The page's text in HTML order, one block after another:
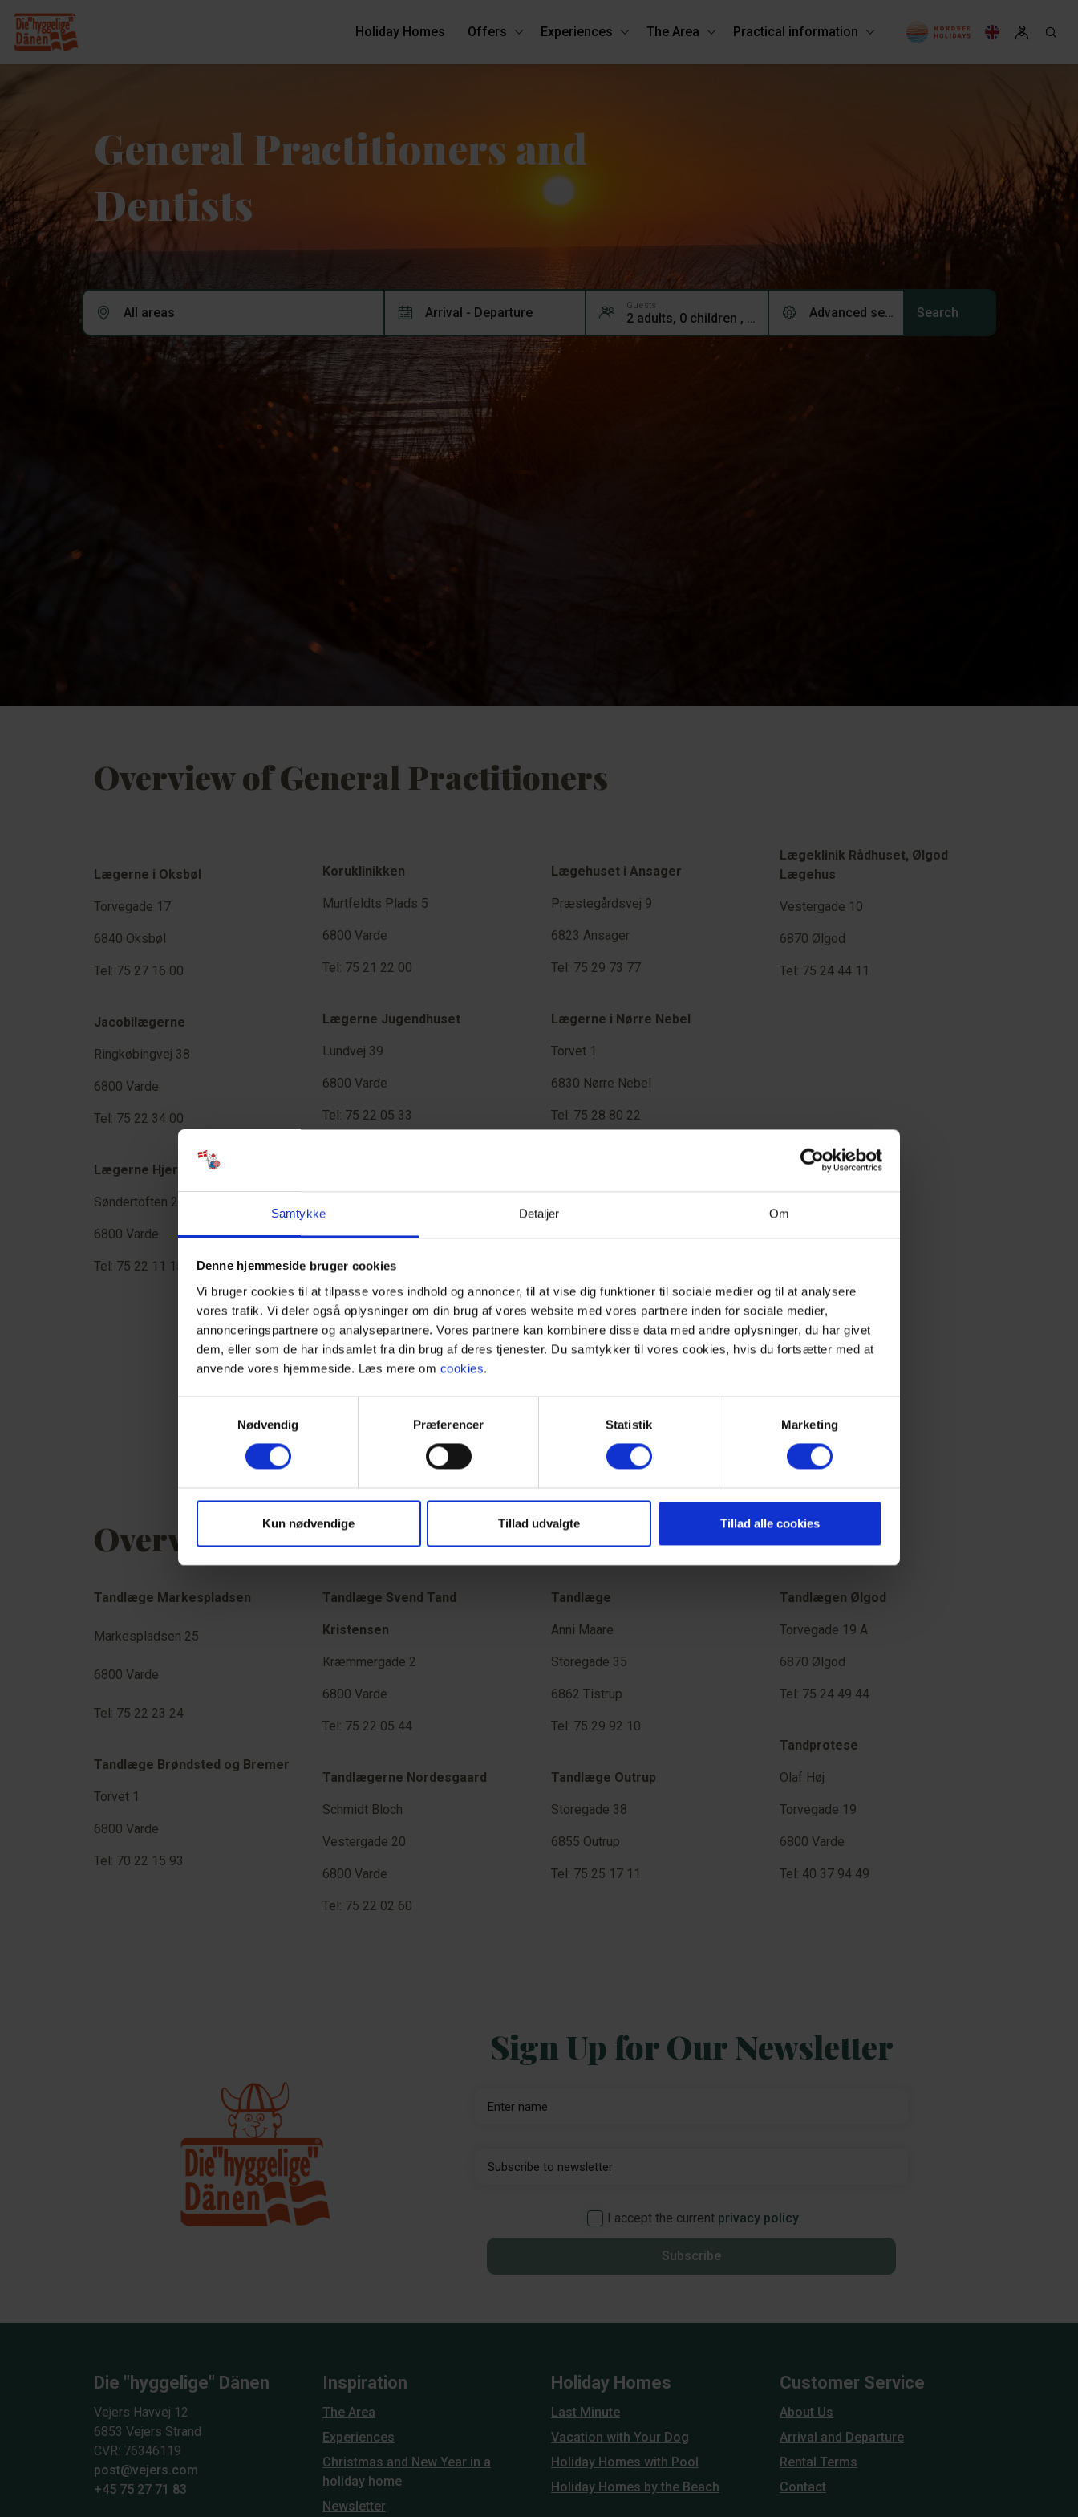
Samtykke Detaljer Om
Denne hjemmeside bruger cookies
Vi bruger cookies til at tilpasse vores indhold og annoncer, til at vise dig funktioner til sociale medier og til at analysere
vores trafik. Vi deler også oplysninger om din brug af vores website med vores partnere inden for sociale medier,
annonceringspartnere og analysepartnere. Vores partnere kan kombinere disse data med andre oplysninger, du har givet
dem, eller som de har indsamlet fra din brug af deres tjenester. Du samtykker til vores cookies, hvis du fortsætter med at
anvende vores hjemmeside. Læs mere om cookies.
Nødvendig
Præferencer Statistik Marketing
Kun nødvendige Tillad udvalgte Tillad alle cookies
Holiday Homes Offers Experiences The Area Practical information
General Practitioners and
Dentists
All areas Arrival - Departure Guests Advanced search (0)
Overview of General Practitioners
Lægerne i Oksbøl
Torvegade 17
6840 Oksbøl
Tel: 75 27 16 00
Jacobilægerne
Ringkøbingvej 38
6800 Varde
Tel: 75 22 34 00
Lægerne Hjertestien
Søndertoften 2
6800 Varde
Tel: 75 22 11 15
Koruklinikken
Murtfeldts Plads 5
6800 Varde
Tel: 75 21 22 00
Lægerne Jugendhuset
Lundvej 39
6800 Varde
Tel: 75 22 05 33
Tel: 75 22 06 22
Lægehuset Sønderbro
Sønderbro 1
6800 Varde
Lægehuset i Ansager
Præstegårdsvej 9
6823 Ansager
Tel: 75 29 73 77
Lægerne i Nørre Nebel
Torvet 1
6830 Nørre Nebel
Tel: 75 28 80 22
Lægeklinikken Vestergade
v/Lukasz Nowak
6870 Ølgod
Tel: 75 24 48 11
Lægeklinik Rådhuset, Ølgod
Lægehus
Vestergade 10
6870 Ølgod
Tel: 75 24 44 11
Overview of Dentists
Tandlæge Markespladsen
Markespladsen 25
6800 Varde
Tel: 75 22 23 24
Tandlæge Brøndsted og Bremer
Torvet 1
6800 Varde
Tel: 70 22 15 93
Tandlæge Svend Tand
Kristensen
Kræmmergade 2
6800 Varde
Tel: 75 22 05 44
Tandlægerne Nordesgaard
Schmidt Bloch
Vestergade 20
6800 Varde
Tel: 75 22 02 60
Tandlæge
Anni Maare
Storegade 35
6862 Tistrup
Tel: 75 29 92 10
Tandlæge Outrup
Storegade 38
6855 Outrup
Tel: 75 25 17 11
Tandlægen Ølgod
Torvegade 19 A
6870 Ølgod
Tel: 75 24 49 44
Tandprotese
Olaf Høj
Torvegade 19
6800 Varde
Tel: 40 37 94 49
Sign Up for Our Newsletter
I accept the current privacy policy.
Subscribe
Die "hyggelige" Dänen
Vejers Havvej 12
6853 Vejers Strand
CVR: 76346119
post@vejers.com
+45 75 27 71 83
Inspiration
The Area
Experiences
Christmas and New Year in a
holiday home
Newsletter
Holiday Homes
Last Minute
Vacation with Your Dog
Holiday Homes with Pool
Holiday Homes by the Beach
Customer Service
About Us
Arrival and Departure
Rental Terms
Contact